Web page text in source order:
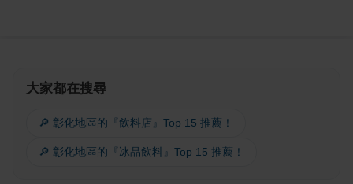
大家都在搜尋
🔎 彰化地區的『飲料店』Top 15 推薦！
🔎 彰化地區的『冰品飲料』Top 15 推薦！